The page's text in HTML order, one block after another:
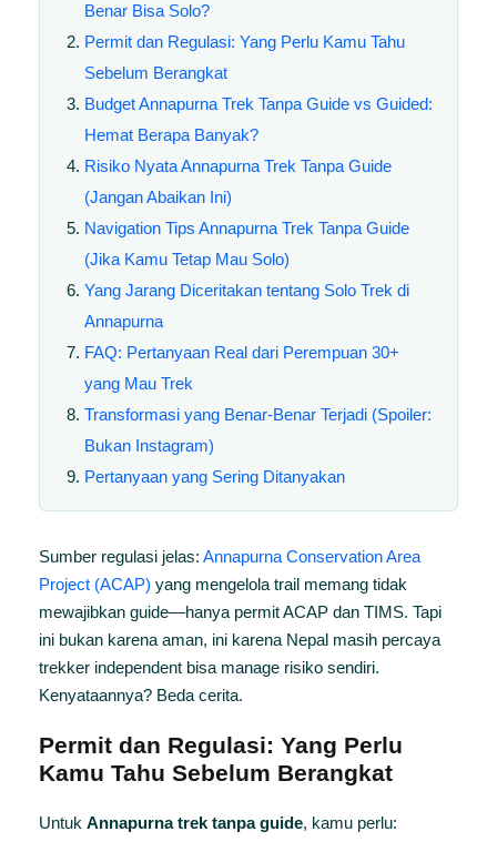
Benar Bisa Solo?
Permit dan Regulasi: Yang Perlu Kamu Tahu
Sebelum Berangkat
Budget Annapurna Trek Tanpa Guide vs Guided:
Hemat Berapa Banyak?
Risiko Nyata Annapurna Trek Tanpa Guide
(Jangan Abaikan Ini)
Navigation Tips Annapurna Trek Tanpa Guide
(Jika Kamu Tetap Mau Solo)
Yang Jarang Diceritakan tentang Solo Trek di
Annapurna
FAQ: Pertanyaan Real dari Perempuan 30+
yang Mau Trek
Transformasi yang Benar-Benar Terjadi (Spoiler:
Bukan Instagram)
Pertanyaan yang Sering Ditanyakan
Sumber regulasi jelas: Annapurna Conservation Area
Project (ACAP) yang mengelola trail memang tidak
mewajibkan guide—hanya permit ACAP dan TIMS. Tapi
ini bukan karena aman, ini karena Nepal masih percaya
trekker independent bisa manage risiko sendiri.
Kenyataannya? Beda cerita.
Permit dan Regulasi: Yang Perlu
Kamu Tahu Sebelum Berangkat
Untuk Annapurna trek tanpa guide, kamu perlu: